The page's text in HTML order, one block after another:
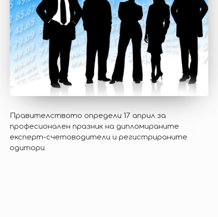
Правителството определи 17 април за
професионален празник на дипломираните
експерт-счетоводители и регистрираните
одитори